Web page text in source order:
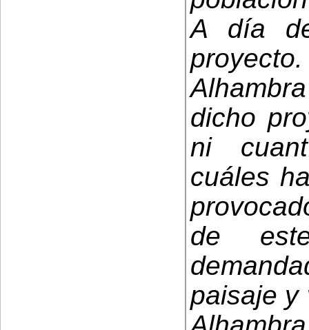
A día
dicho
ni
cuáles
de
paisaje y